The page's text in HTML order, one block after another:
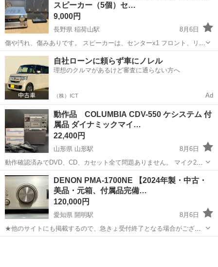
スピーカー（5個）セ…
9,000円
長野県 稲荷山駅
8月6日
傷や汚れ、傷みありです。 スピーカーは、センターx1 フロント、リア
各2個の5個セットです。 リモコンが付属します。 スピーカー配線がな
いため、通電確認のみしてます。 千曲市のコメリ更埴店駐車場でお取
り引き希望です。
長野 千曲市 稲荷山駅 オーディオ
自社ローンに頼らず車にノレル
理想のクルマがあるけど審査に通らない方へ
（株）ICT Ad
動作品 COLUMBIA CDV-550 ケシステム 付
属品 ダイナミックマイ…
22,400円
山形県 山形駅
8月6日
動作確認済みでDVD、CD、カセット全て問題ありません。 マイク2本
もしっかり音が出ます。 経年劣化による傷、汚れ、スレによる塗装剥
がれ等見られます。 長期保管や使用の際の多少のスレや小キズ 汚れ、
など所々にあるものとお...
山形 山形市
DENON PMA-1700NE 【2024年製・中古・
美品・元箱、付属品完備…
120,000円
愛知県 開明駅
8月6日
★他のサイトにも掲載するので、急きょ受付終了となる場合がござい
ます。予めご了承ください。 手数料と送料がない為、設定価格はジモ